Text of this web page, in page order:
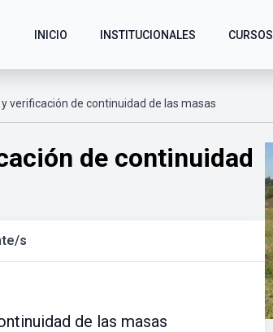
INICIO INSTITUCIONALES CURSOS
verificación de continuidad de las masas
de continuidad
s
de las masas